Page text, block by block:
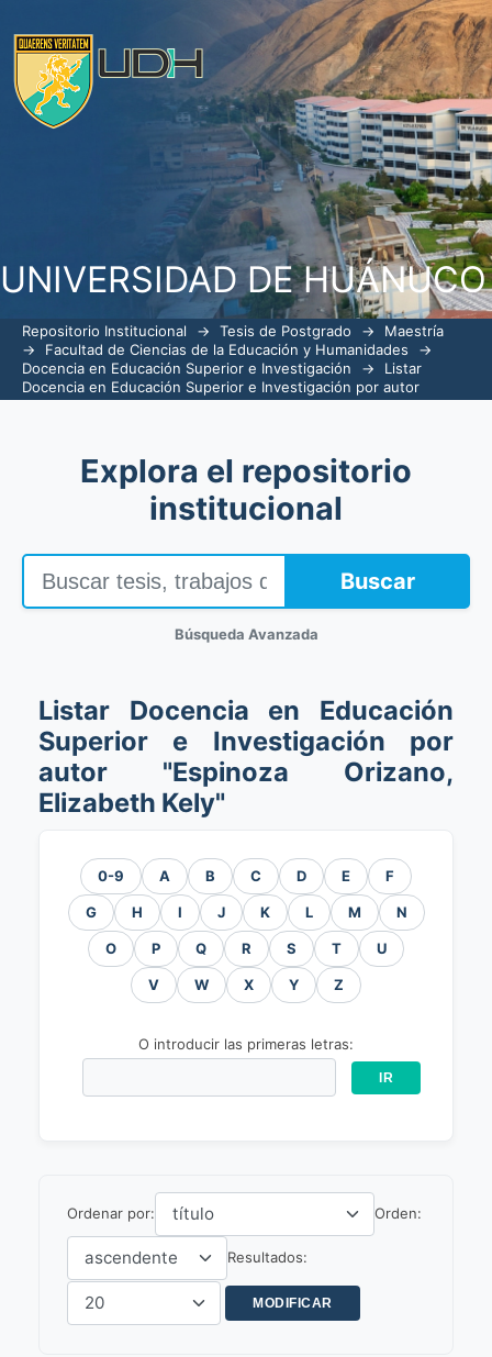
UNIVERSIDAD DE HUÁNUCO
Listar Docencia en Educación
Orizano, Elizabeth Kely"
Repositorio Institucional → Tesis de Postgrado →
Maestría
→
Facultad de Ciencias de la Educación y Humanidades
→
Docencia en Educación Superior e Investigación
→
Listar
Docencia en Educación Superior e Investigación por autor
Explora el repositorio
institucional
Buscar
Búsqueda Avanzada
Listar Docencia en Educación
Superior e Investigación por
autor "Espinoza Orizano,
Elizabeth Kely"
0-9 A B C D E F
G H I J K L M N
O P Q R S T U
V W X Y Z
O introducir las primeras letras:
Ordenar por: Orden:
Resultados: